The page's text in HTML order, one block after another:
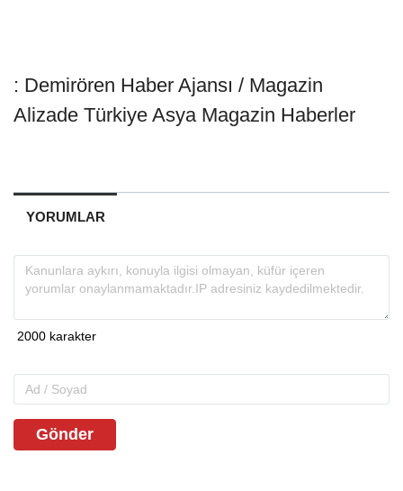
: Demirören Haber Ajansı / Magazin
Alizade Türkiye Asya Magazin Haberler
YORUMLAR
Gönder